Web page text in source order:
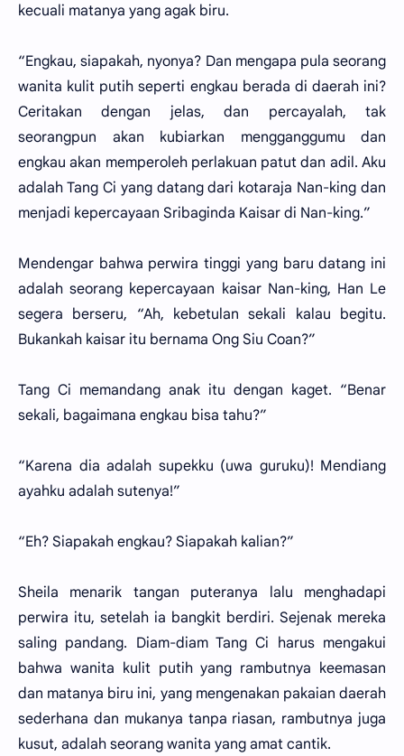
kecuali matanya yang agak biru.
“Engkau, siapakah, nyonya? Dan mengapa pula seorang
wanita kulit putih seperti engkau berada di daerah ini?
Ceritakan dengan jelas, dan percayalah, tak
seorangpun akan kubiarkan mengganggumu dan
engkau akan memperoleh perlakuan patut dan adil. Aku
adalah Tang Ci yang datang dari kotaraja Nan-king dan
menjadi kepercayaan Sribaginda Kaisar di Nan-king.”
Mendengar bahwa perwira tinggi yang baru datang ini
adalah seorang kepercayaan kaisar Nan-king, Han Le
segera berseru, “Ah, kebetulan sekali kalau begitu.
Bukankah kaisar itu bernama Ong Siu Coan?”
Tang Ci memandang anak itu dengan kaget. “Benar
sekali, bagaimana engkau bisa tahu?”
“Karena dia adalah supekku (uwa guruku)! Mendiang
ayahku adalah sutenya!”
“Eh? Siapakah engkau? Siapakah kalian?”
Sheila menarik tangan puteranya lalu menghadapi
perwira itu, setelah ia bangkit berdiri. Sejenak mereka
saling pandang. Diam-diam Tang Ci harus mengakui
bahwa wanita kulit putih yang rambutnya keemasan
dan matanya biru ini, yang mengenakan pakaian daerah
sederhana dan mukanya tanpa riasan, rambutnya juga
kusut, adalah seorang wanita yang amat cantik.